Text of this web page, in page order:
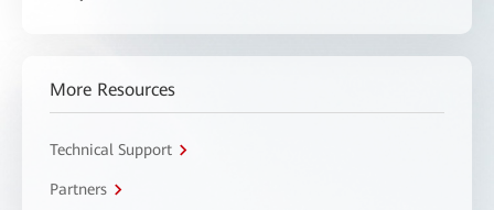
More Resources
Technical Support
Partners